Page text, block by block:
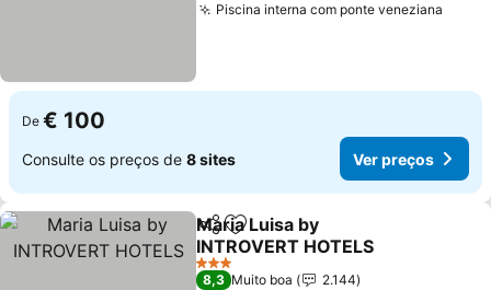
Piscina interna com ponte veneziana
De € 100
Consulte os preços de 8 sites Ver preços
PartilharAdicionar aos favoritos
Maria Luisa by
INTROVERT HOTELS
3 Estrelas
8,3 Muito boa
2.144